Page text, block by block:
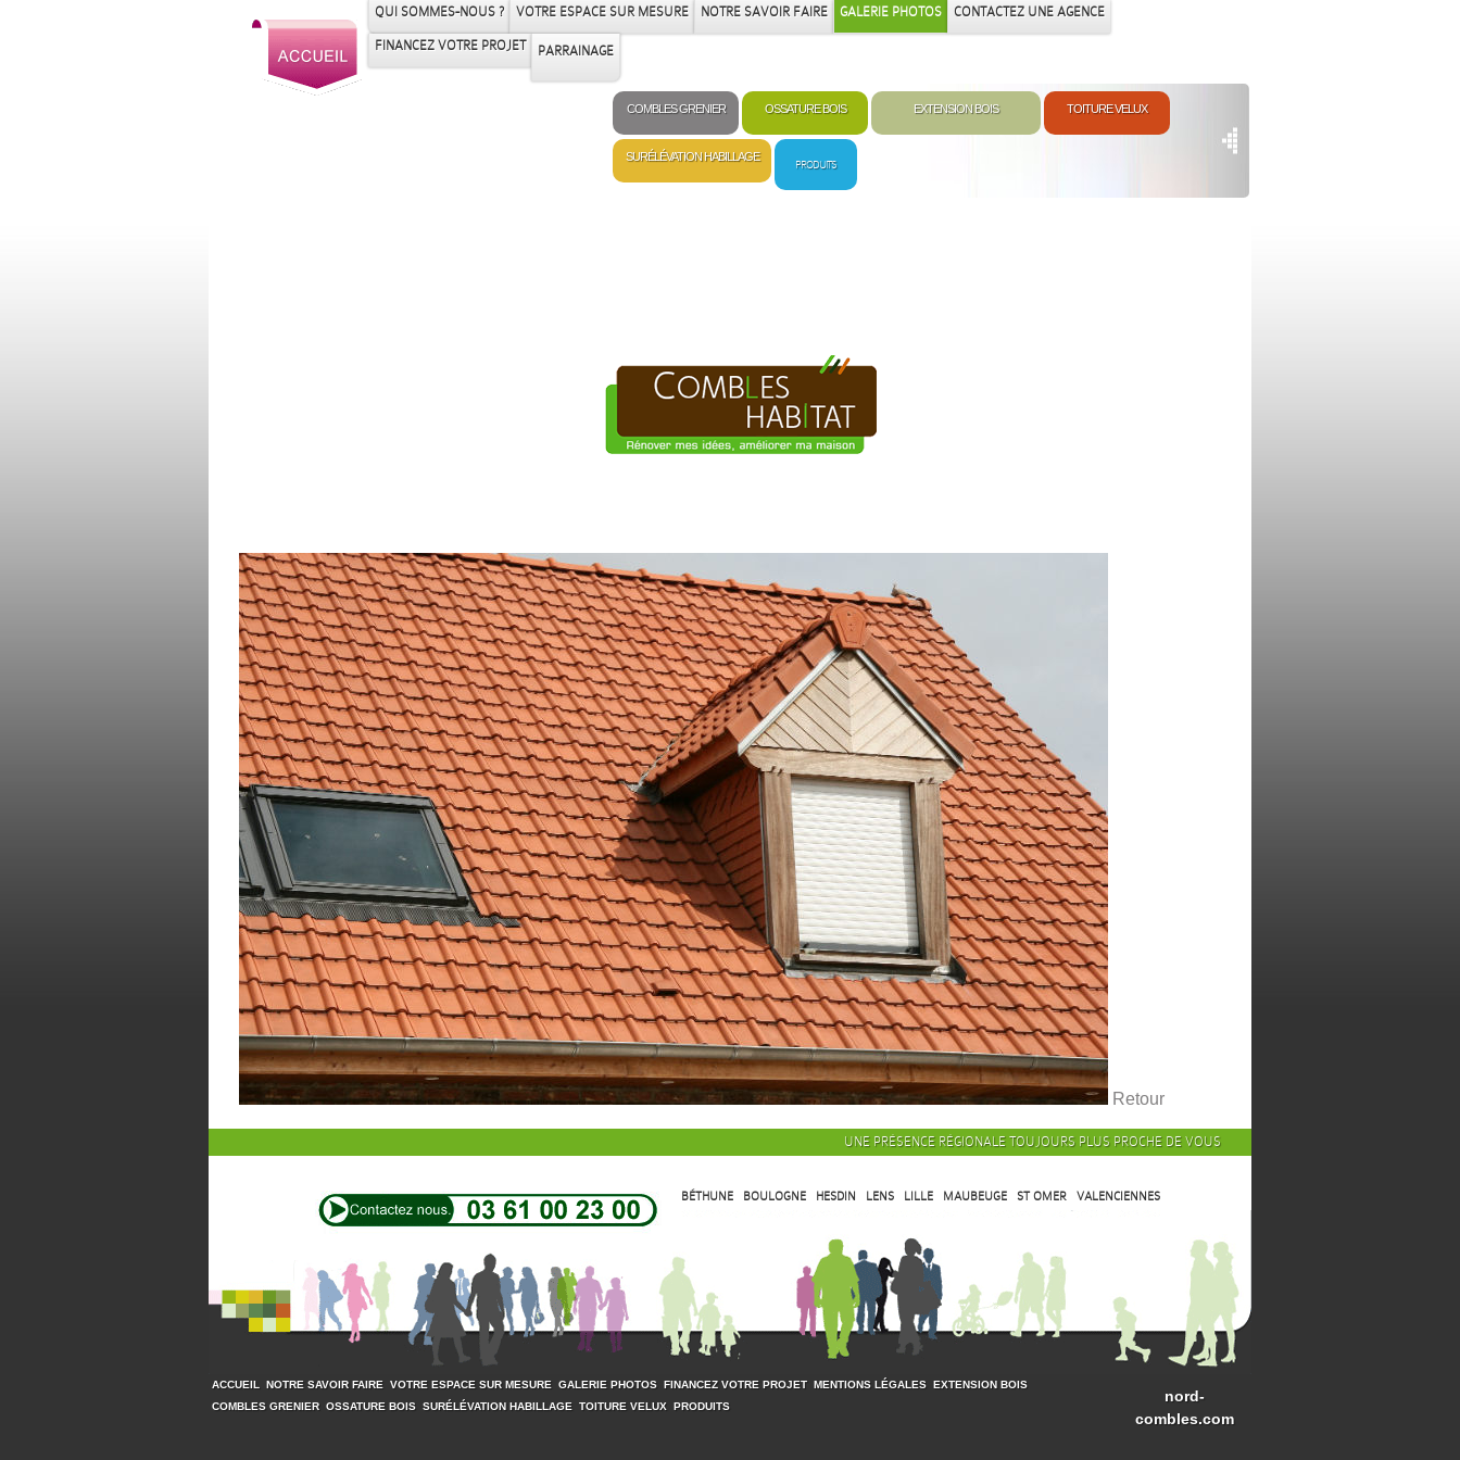
QUI SOMMES-NOUS ? VOTRE ESPACE SUR MESURE NOTRE SAVOIR FAIRE GALERIE PHOTOS CONTACTEZ UNE AGENCE
FINANCEZ VOTRE PROJET PARRAINAGE
COMBLES GRENIER OSSATURE BOIS EXTENSION BOIS TOITURE VELUX
SURÉLÉVATION HABILLAGE
PRODUITS
Retour
UNE PRÉSENCE RÉGIONALE TOUJOURS PLUS PROCHE DE VOUS
BÉTHUNE BOULOGNE HESDIN LENS LILLE MAUBEUGE ST OMER VALENCIENNES
nord-
combles.com
ACCUEIL NOTRE SAVOIR FAIRE VOTRE ESPACE SUR MESURE GALERIE PHOTOS FINANCEZ VOTRE PROJET MENTIONS LÉGALES EXTENSION BOIS
COMBLES GRENIER OSSATURE BOIS SURÉLÉVATION HABILLAGE TOITURE VELUX PRODUITS